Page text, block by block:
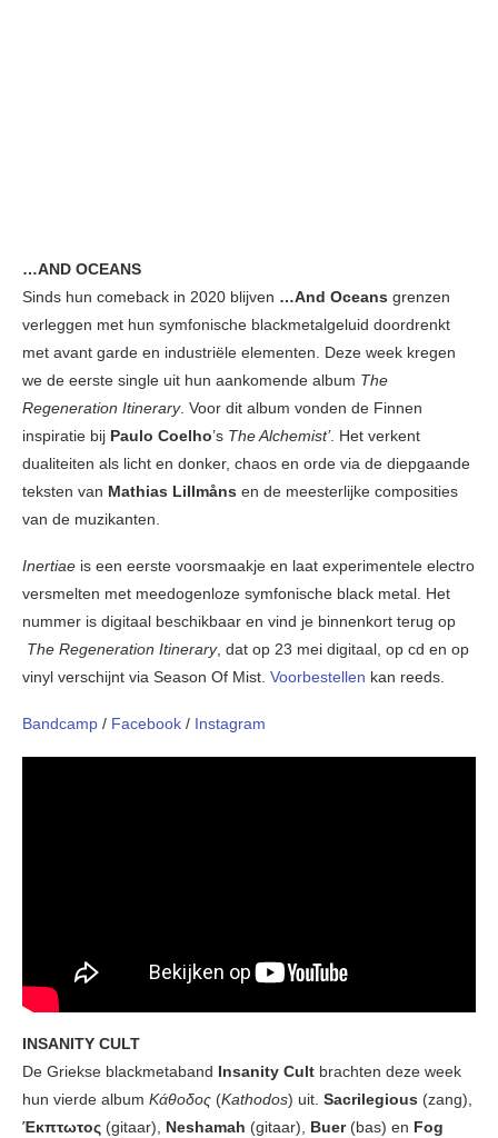
…AND OCEANS
Sinds hun comeback in 2020 blijven …And Oceans grenzen
verleggen met hun symfonische blackmetalgeluid doordrenkt
met avant garde en industriële elementen. Deze week kregen
we de eerste single uit hun aankomende album The
Regeneration Itinerary. Voor dit album vonden de Finnen
inspiratie bij Paulo Coelho’s The Alchemist’. Het verkent
dualiteiten als licht en donker, chaos en orde via de diepgaande
teksten van Mathias Lillmåns en de meesterlijke composities
van de muzikanten.
Inertiae is een eerste voorsmaakje en laat experimentele electro
versmelten met meedogenloze symfonische black metal. Het
nummer is digitaal beschikbaar en vind je binnenkort terug op
The Regeneration Itinerary, dat op 23 mei digitaal, op cd en op
vinyl verschijnt via Season Of Mist. Voorbestellen kan reeds.
Bandcamp / Facebook / Instagram
INSANITY CULT
De Griekse blackmetaband Insanity Cult brachten deze week
hun vierde album Κάθοδος (Kathodos) uit. Sacrilegious (zang),
Έκπτωτος (gitaar), Neshamah (gitaar), Buer(bas) en Fog